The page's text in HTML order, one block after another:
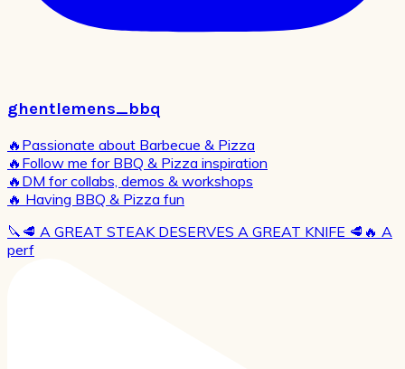
ghentlemens_bbq
🔥Passionate about Barbecue & Pizza
🔥Follow me for BBQ & Pizza inspiration
🔥DM for collabs, demos & workshops
🔥 Having BBQ & Pizza fun
🔪🥩 A GREAT STEAK DESERVES A GREAT KNIFE 🥩🔥 A
perf